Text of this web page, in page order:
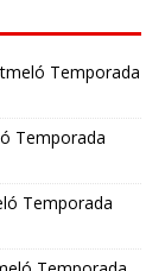
Temporada
Temporada
Temporada